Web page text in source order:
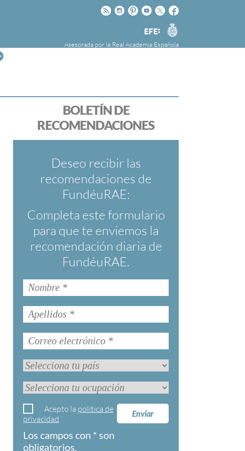
Facebook
Twitter
Youtube
Pinteres
Instagram
Rss
Agencia
EFE
Asesorada por la Real Academia Española
la Agencia Efe y la Real Academia Española,
cuyo objetivo es colaborar con el buen uso del
español en los medios de comunicación y en
Internet.
BOLETÍN DE
RECOMENDACIONES
Deseo recibir las
recomendaciones de
FundéuRAE:
Completa este formulario
para que te enviemos la
recomendación diaria de
FundéuRAE.
Enviar
Acepto la política de
privacidad
Los campos con * son
obligatorios.